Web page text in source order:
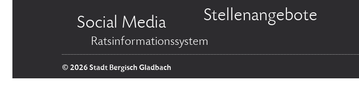
Social Media Stellenangebote
Ratsinformationssystem
© 2026 Stadt Bergisch Gladbach